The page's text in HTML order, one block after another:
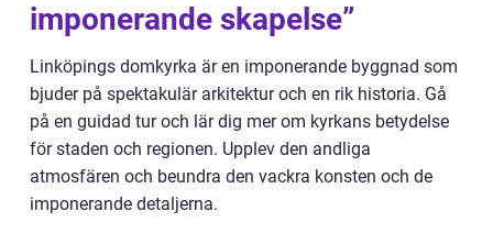
imponerande skapelse”
Linköpings domkyrka är en imponerande byggnad som
bjuder på spektakulär arkitektur och en rik historia. Gå
på en guidad tur och lär dig mer om kyrkans betydelse
för staden och regionen. Upplev den andliga
atmosfären och beundra den vackra konsten och de
imponerande detaljerna.